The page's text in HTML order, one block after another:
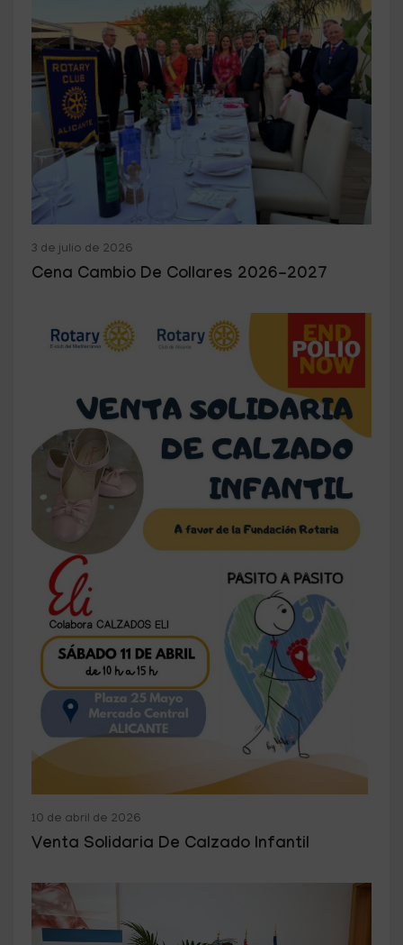
3 de julio de 2026
Cena Cambio De Collares 2026-2027
10 de abril de 2026
Venta Solidaria De Calzado Infantil